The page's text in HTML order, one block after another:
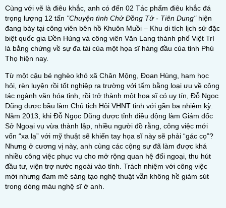
Cùng với vẽ là điêu khắc, anh có đến 02 Tác phẩm điêu khắc đá
trọng lượng 12 tấn "Chuyện tình Chử Đồng Tử - Tiên Dung"hiện
đang bày tại công viên bên hồ Khuôn Muồi – Khu di tích lịch sử đặc
biệt quốc gia Đền Hùng và công viên Văn Lang thành phố Việt Trì
là bằng chứng về sự đa tài của một họa sĩ hàng đầu của tỉnh Phú
Thọ hiện nay.
Từ một cậu bé nghèo khó xã Chân Mộng, Đoan Hùng, ham học
hỏi, rèn luyện rồi tốt nghiệp ra trường với tấm bằng loại ưu về công
tác ngành văn hóa tỉnh, rồi trở thành một họa sĩ có uy tín, Đỗ Ngọc
Dũng được bầu làm Chủ tịch Hội VHNT tỉnh với gần ba nhiệm kỳ.
Năm 2013, khi Đỗ Ngọc Dũng được tỉnh điều động làm Giám đốc
Sở Ngoại vụ vừa thành lập, nhiều người đồ rằng, công việc mới
vốn “xa lạ” với mỹ thuật sẽ khiến tay họa sĩ này sẽ phải “gác cọ”?
Nhưng ở cương vị này, anh cùng các cộng sự đã làm được khá
nhiều công việc phục vụ cho mở rộng quan hệ đối ngoại, thu hút
đầu tư, viện trợ nước ngoài vào tỉnh. Trách nhiệm với công việc
mới nhưng đam mê sáng tạo nghệ thuật vẫn không hề giảm sút
trong dòng máu nghệ sĩ ở anh.